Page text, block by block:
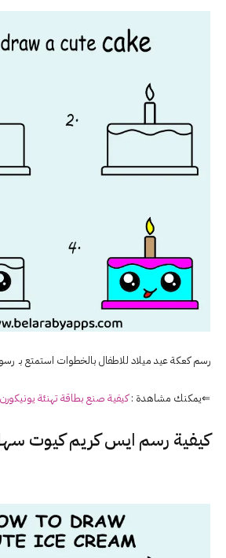
رسم كعكة عيد ميلاد للاطفال بالخطوات استمتع بـ
⇐يمكنك مشاهدة :كيفية صنع بطاقة تهنئة
كيفية رسم ايس كريم كيوت